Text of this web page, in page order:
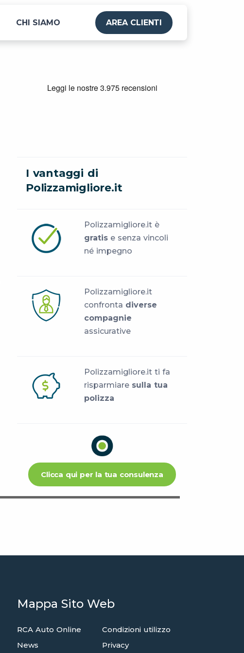
CHI SIAMO AREA CLIENTI
I vantaggi di
Polizzamigliore.it
Polizzamigliore.it è
gratis e senza vincoli
né impegno
Polizzamigliore.it
confronta diverse
compagnie
assicurative
Polizzamigliore.it ti fa
risparmiare sulla tua
polizza
Clicca qui per la tua consulenza
Mappa Sito Web
RCA Auto Online
News
Condizioni utilizzo
Privacy